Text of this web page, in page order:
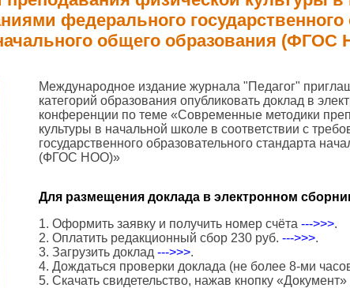
федерального государственного
общего образования (ФГОС
Международное издание журнала "Педагог"
категорий образования опубликовать доклад в
конференции по теме «Современные методики
культуры в начальной школе в соответствии с
государственного образовательного стандарта
(ФГОС НОО)»
Для размещения доклада в электронном
1. Оформить заявку и получить номер счёта --->>>.
2. Оплатить редакционный сбор 230 руб. --->>>.
3. Загрузить доклад --->>>.
4. Дождаться проверки доклада (не более 8-ми
5. Скачать свидетельство, нажав кнопку